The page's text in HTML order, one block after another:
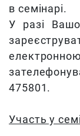
в семінарі.
У разі
475801.
Участь у